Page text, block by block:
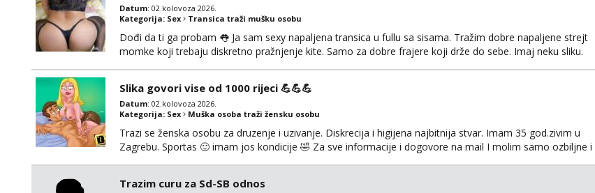
Datum: 02.kolovoza 2026.
Kategorija: Sex Transica traži mušku osobu
Dođi da ti ga probam 👅 Ja sam sexy napaljena transica u fullu sa sisama. Tražim dobre napaljene strejt
momke koji trebaju diskretno pražnjenje kite. Samo za dobre frajere koji drže do sebe. Imaj neku sliku.
Slika govori vise od 1000 rijeci 💪💪💪
Datum: 02.kolovoza 2026.
Kategorija: Sex Muška osoba traži žensku osobu
Trazi se ženska osobu za druzenje i uzivanje. Diskrecija i higijena najbitnija stvar. Imam 35 god.zivim u
Zagrebu. Sportas 🙂 imam jos kondicije 🤣 Za sve informacije i dogovore na mail I molim samo ozbiljne i
Trazim curu za Sd-SB odnos